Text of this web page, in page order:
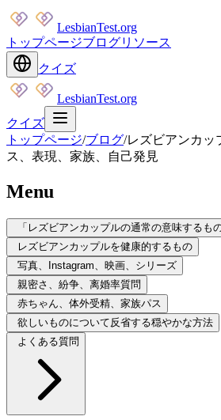
LesbianTest.org
トップページブログリソース
クイズ
LesbianTest.org
クイズ
トップページ/ブログ/レズビアンカッ
ス、表現、家族、自己発見
Menu
「レズビアンカップルの通常の意味するも
レズビアンカップルを健康的するもの
写真、Instagram、映画、シリーズ
親密さ、紛争、离婚率質問
赤ちゃん、体外受精、家族パス
欲しいものについて反省する穏やかな方法
よくある質問